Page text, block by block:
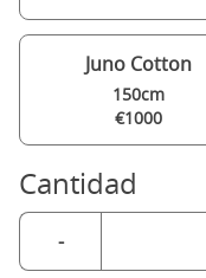
Juno Cotton
150cm
€1000
Cantidad
-